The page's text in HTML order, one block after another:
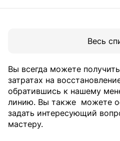
Весь
Вы всегда можете
затратах на
обратившись к нашему
линию. Вы также можете
задать интересующий
мастеру.